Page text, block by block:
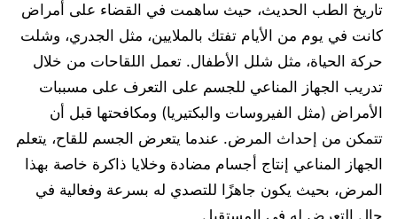
تاريخ الطب الحديث، حيث ساهمت في القضاء على أمراض
كانت في يوم من الأيام تفتك بالملايين، مثل الجدري، وشلت
حركة الحياة، مثل شلل الأطفال. تعمل اللقاحات من خلال
تدريب الجهاز المناعي للجسم على التعرف على مسببات
الأمراض (مثل الفيروسات والبكتيريا) ومكافحتها قبل أن
تتمكن من إحداث المرض. عندما يتعرض الجسم للقاح، يتعلم
الجهاز المناعي إنتاج أجسام مضادة وخلايا ذاكرة خاصة بهذا
المرض، بحيث يكون جاهزًا للتصدي له بسرعة وفعالية في
حال التعرض له في المستقبل.